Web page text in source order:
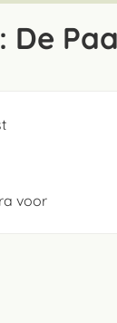
De
voor